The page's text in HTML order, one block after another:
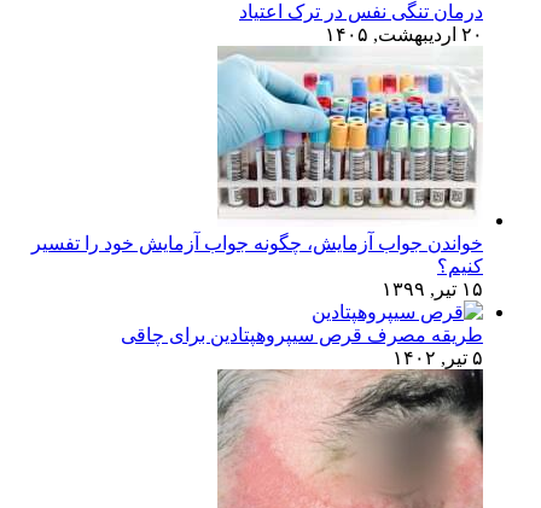
درمان تنگی نفس در ترک اعتیاد
۲۰ اردیبهشت, ۱۴۰۵
خواندن جواب آزمایش، چگونه جواب آزمایش خود را تفسیر
کنیم؟
۱۵ تیر, ۱۳۹۹
طریقه مصرف قرص سیپروهپتادین برای چاقی
۵ تیر, ۱۴۰۲